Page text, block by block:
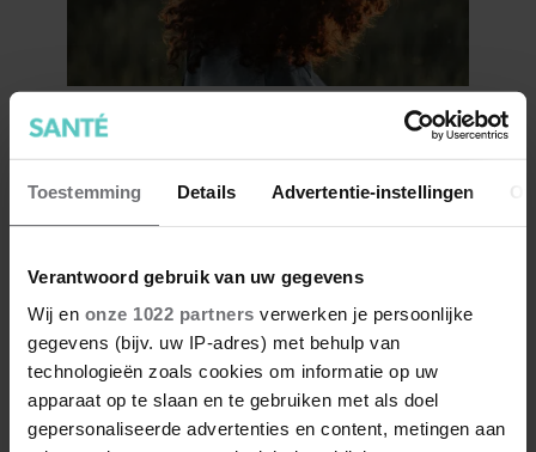
Toestemming Details Advertentie-instellingen
Verantwoord gebruik van uw gegevens
Wij en onze 1022 partners verwerken je persoonlijke
gegevens (bijv. uw IP-adres) met behulp van
technologieën zoals cookies om informatie op uw
apparaat op te slaan en te gebruiken met als doel
gepersonaliseerde advertenties en content, metingen aan
7 kleine dingen die je leven
beter maken (en weinig tijd
kosten)